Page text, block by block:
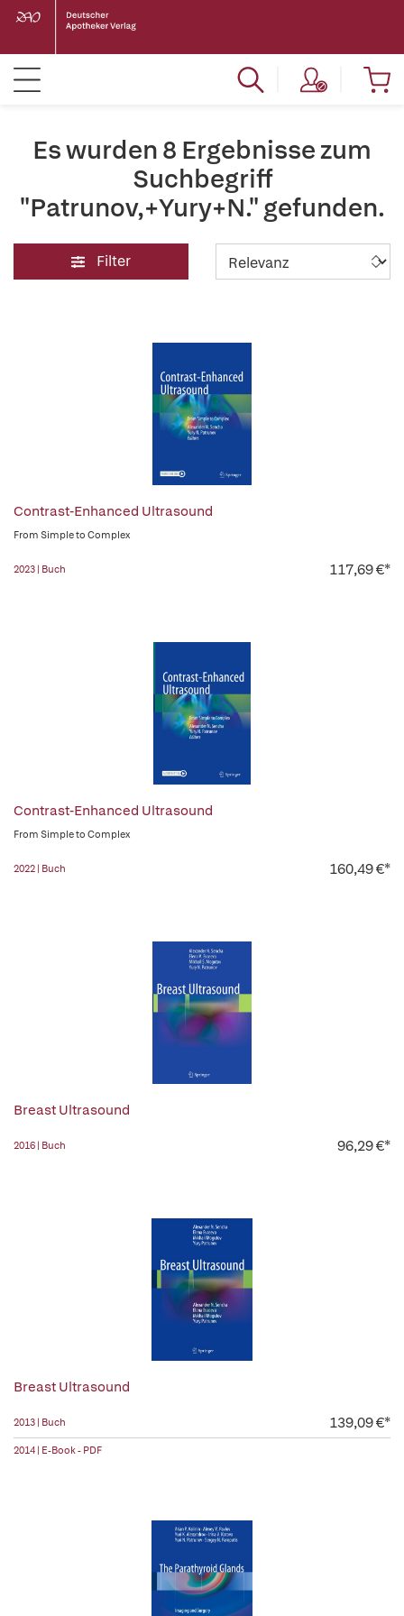
Es wurden 8 Ergebnisse zum
Suchbegriff
"Patrunov,+Yury+N." gefunden.
Filter
Contrast-Enhanced Ultrasound
From Simple to Complex
2023 | Buch 117,69 €*
Contrast-Enhanced Ultrasound
From Simple to Complex
2022 | Buch 160,49 €*
Breast Ultrasound
2016 | Buch 96,29 €*
Breast Ultrasound
2013 | Buch 139,09 €*
2014 | E-Book - PDF